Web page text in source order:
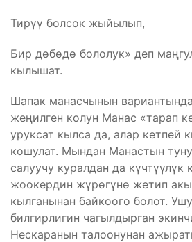
Тирүү болсок жыйылып,
Бир дөбөдө бололук» деп
кылышат.
Шапак манасчынын
жеңилген колун Манас «тарап
уруксат кылса да, алар кетпей
кошулат. Мындан Манастын
салуучу куралдан да күчтүүлүк
жоокердин жүрөгүнө жетип
кылганынан байкоого болот.
билгирлигин чагылдырган
Нескаранын талоонунан